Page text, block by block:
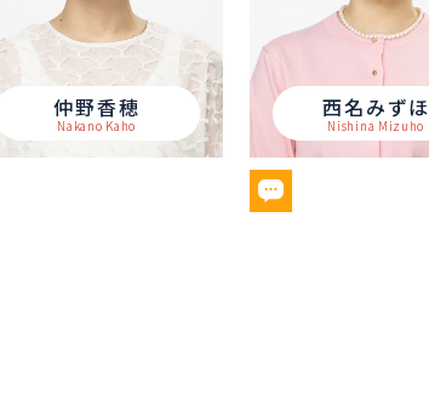
仲野香穂
Nakano Kaho
西名みずほ
Nishina Mizuho